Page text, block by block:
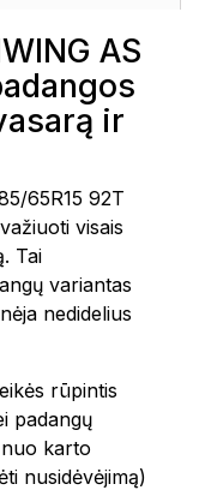
AS
ir
65R15 92T
visais
Tai
variantas
nedidelius
rūpintis
padangų
karto
nusidėvėjimą)